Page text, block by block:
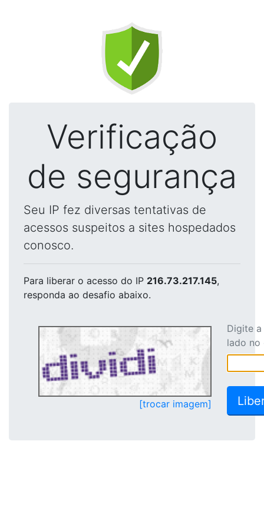
Verificação
de segurança
Seu IP fez diversas tentativas de
acessos suspeitos a sites hospedados
conosco.
Para liberar o acesso do IP 216.73.217.145,
responda ao desafio abaixo.
[trocar imagem]
Digite
lado no